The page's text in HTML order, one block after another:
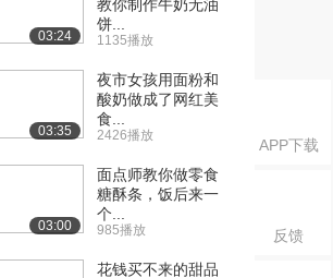
APP下载
反馈
03:24
教你制作牛奶无油
饼...
1135播放
03:35
夜市女孩用面粉和
酸奶做成了网红美
食...
2426播放
03:00
面点师教你做零食
糖酥条，饭后来一
个...
985播放
花钱买不来的甜品